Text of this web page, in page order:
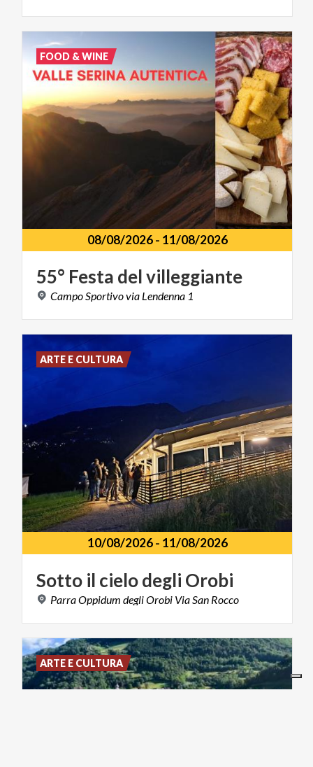
08/08/2026- 11/08/2026
55° Festa delvilleggiante
CampoSportivovia Lendenna 1
FOOD & WINE
10/08/2026- 11/08/2026
Sotto il cielodegli Orobi
ParraOppidum degliOrobi Via San Rocco
ARTE E CULTURA
ARTE E CULTURA